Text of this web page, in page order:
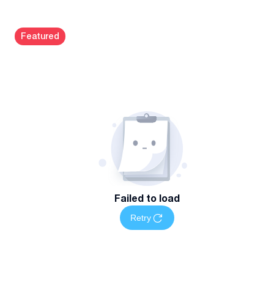
Featured
Failed to load
Retry